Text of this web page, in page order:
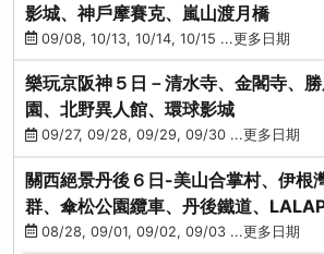
影城、神戶摩賽克、嵐山渡月橋
09/08, 10/13, 10/14, 10/15 ...更多日期
樂玩京阪神５日－清水寺、金閣寺、
園、北野異人館、環球影城
09/27, 09/28, 09/29, 09/30 ...更多日期
關西絕景丹後６日-美山合掌村、伊根
群、傘松公園纜車、丹後鐵道、
08/28, 09/01, 09/02, 09/03 ...更多日期